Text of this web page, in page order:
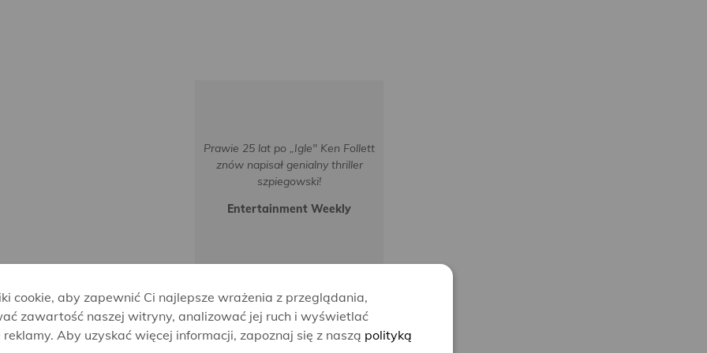
Prawie 25 lat po „Igle" Ken Follett
znów napisał genialny thriller
szpiegowski!
Entertainment Weekly
cookie, aby zapewnić Ci najlepsze wrażenia z przeglądania,
zawartość naszej witryny, analizować jej ruch i wyświetlać
Aby uzyskać więcej informacji, zapoznaj się z naszą polityką